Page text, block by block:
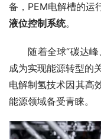
备，PEM电解槽的运
液位控制系统。
随着全球“碳达峰
成为实现能源转型的
电解制氢技术因其高
能源领域备受青睐。